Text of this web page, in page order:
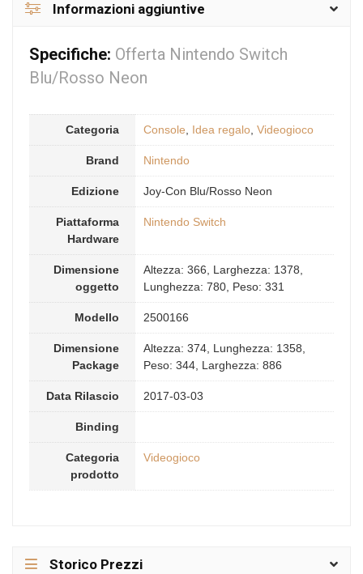
Informazioni aggiuntive
Specifiche: Offerta Nintendo Switch
Blu/Rosso Neon
Categoria Console Idea regalo Videogioco
Brand Nintendo
Edizione Joy-Con Blu/Rosso Neon
Piattaforma
Hardware
Nintendo Switch
Dimensione
oggetto
Altezza: 366, Larghezza: 1378,
Lunghezza: 780, Peso: 331
Modello 2500166
Dimensione
Package
Altezza: 374, Lunghezza: 1358,
Peso: 344, Larghezza: 886
Data Rilascio 2017-03-03
Binding
Categoria
prodotto
Videogioco
Storico Prezzi